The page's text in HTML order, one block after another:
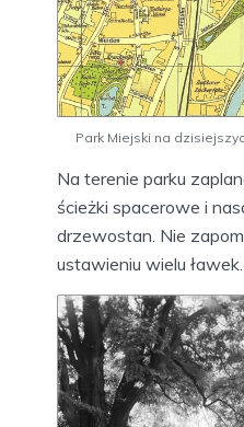
Park Miejski na
Na terenie parku
ścieżki spacerowe i
drzewostan. Nie
ustawieniu wielu ławek.